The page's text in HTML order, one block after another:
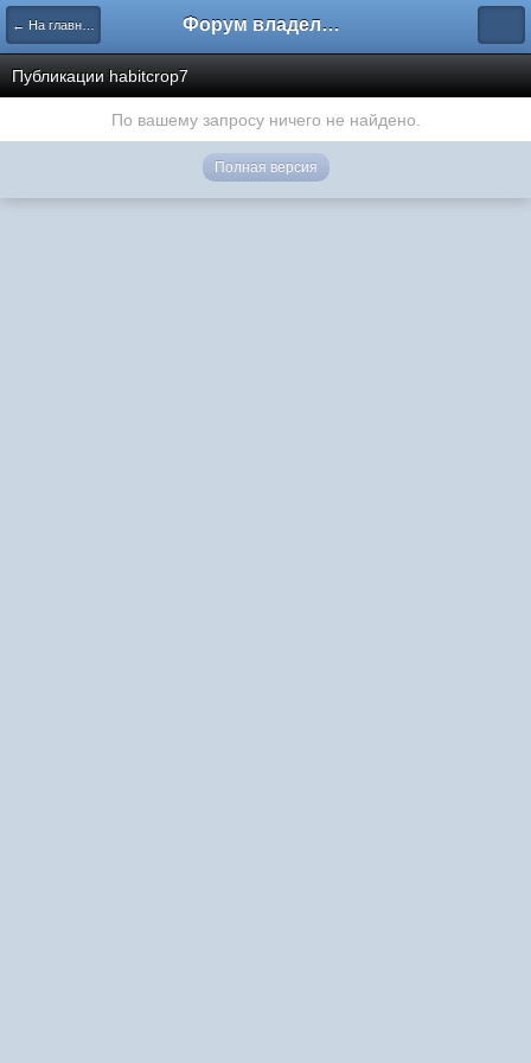
← На главную Форум владельцев интернет-магазинов
Публикации habitcrop7
По вашему запросу ничего не найдено.
Полная версия